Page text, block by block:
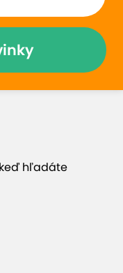
keď hľadáte